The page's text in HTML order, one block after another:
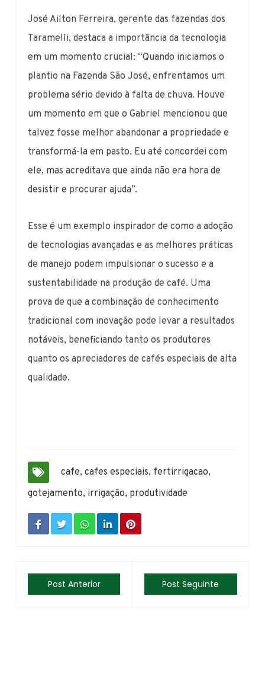
José Ailton Ferreira, gerente das fazendas dos
Taramelli, destaca a importância da tecnologia
em um momento crucial: “Quando iniciamos o
plantio na Fazenda São José, enfrentamos um
problema sério devido à falta de chuva. Houve
um momento em que o Gabriel mencionou que
talvez fosse melhor abandonar a propriedade e
transformá-la em pasto. Eu até concordei com
ele, mas acreditava que ainda não era hora de
desistir e procurar ajuda”.
Esse é um exemplo inspirador de como a adoção
de tecnologias avançadas e as melhores práticas
de manejo podem impulsionar o sucesso e a
sustentabilidade na produção de café. Uma
prova de que a combinação de conhecimento
tradicional com inovação pode levar a resultados
notáveis, beneficiando tanto os produtores
quanto os apreciadores de cafés especiais de alta
qualidade.
cafe,cafes especiais, fertirrigacao,
gotejamento, irrigação, produtividade
Post Anterior Post Seguinte